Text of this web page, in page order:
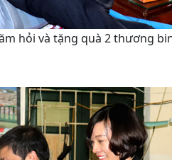
hỏi và tặng quà 2 thương